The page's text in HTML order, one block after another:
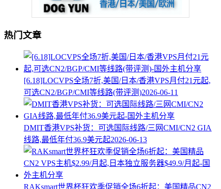
热门文章
[6.18]LOCVPS全场7折,美国/日本/香港VPS月付21元起,
可选CN2/BGP/CMI等线路(带评测)2026-06-11
DMIT香港VPS补货：可选国际线路/三网CMI/CN2 GIA
线路,最低年付36.9美元起2026-06-13
RAKsmart世界杯狂欢季促销全场6折起：美国精品CN2